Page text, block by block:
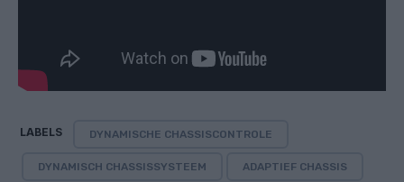
LABELS DYNAMISCHE CHASSISCONTROLE
DYNAMISCH CHASSISSYSTEEM ADAPTIEF CHASSIS